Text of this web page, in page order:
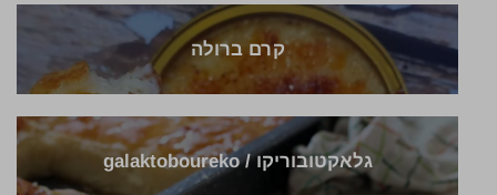
קרם ברולה
גלאקטובוריקו / galaktoboureko